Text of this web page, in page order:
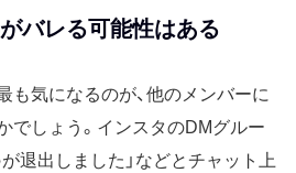
バレる可能性はある
も気になるのが、他のメンバーに
でしょう。インスタのDMグルー
退出しました」などとチャット上